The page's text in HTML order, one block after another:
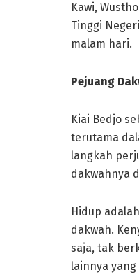
Kawi,
Tinggi
malam hari.
Pejuang
Kiai Bedjo
terutama
langkah
dakwahnya
Hidup
dakwah.
saja, tak
lainnya